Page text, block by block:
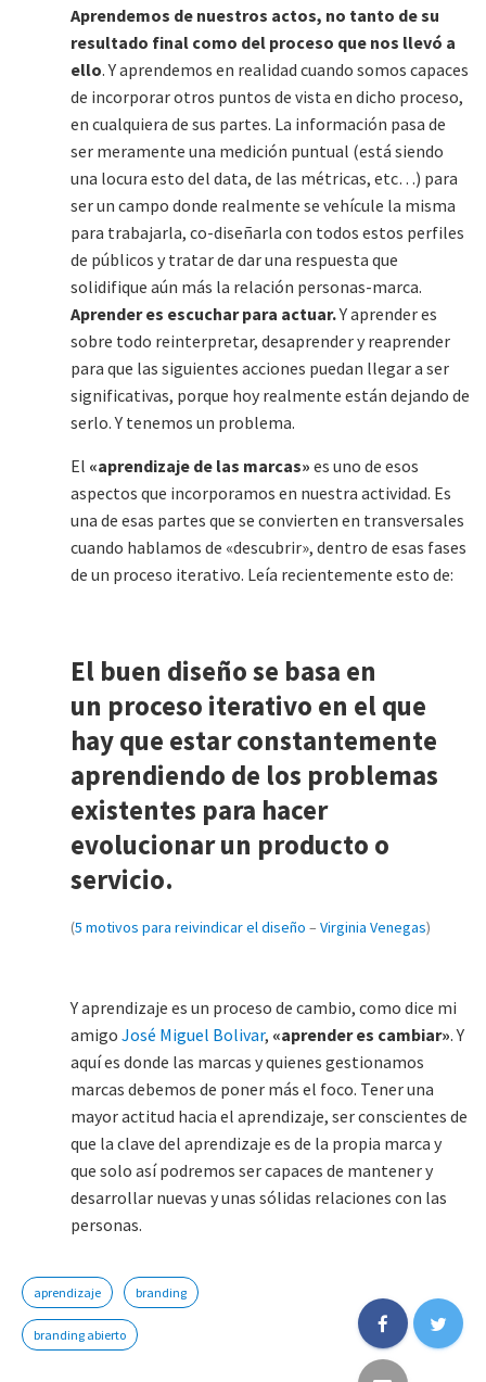
Aprendemos de nuestros actos, no tanto de su
resultado final como del proceso que nos llevó a
ello. Y aprendemos en realidad cuando somos capaces
de incorporar otros puntos de vista en dicho proceso,
en cualquiera de sus partes. La información pasa de
ser meramente una medición puntual (está siendo
una locura esto del data, de las métricas, etc…) para
ser un campo donde realmente se vehícule la misma
para trabajarla, co-diseñarla con todos estos perfiles
de públicos y tratar de dar una respuesta que
solidifique aún más la relación personas-marca.
Aprender es escuchar para actuar.Y aprender es
sobre todo reinterpretar, desaprender y reaprender
para que las siguientes acciones puedan llegar a ser
significativas, porque hoy realmente están dejando de
serlo. Y tenemos un problema.
El «aprendizaje de las marcas» es uno de esos
aspectos que incorporamos en nuestra actividad. Es
una de esas partes que se convierten en transversales
cuando hablamos de «descubrir», dentro de esas fases
de un proceso iterativo. Leía recientemente esto de:
El buen diseño se basa en
un proceso iterativo en el que
hay que estar constantemente
aprendiendo de los problemas
existentes para hacer
evolucionar un producto o
servicio.
(5 motivos para reivindicar el diseño – Virginia Venegas)
Y aprendizaje es un proceso de cambio, como dice mi
amigo José Miguel Bolivar, «aprender es cambiar». Y
aquí es donde las marcas y quienes gestionamos
marcas debemos de poner más el foco. Tener una
mayor actitud hacia el aprendizaje, ser conscientes de
que la clave del aprendizaje es de la propia marca y
que solo así podremos ser capaces de mantener y
desarrollar nuevas y unas sólidas relaciones con las
personas.
aprendizaje branding
branding abierto